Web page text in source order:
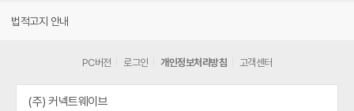
법적고지 안내
PC버전 로그인 개인정보처리방침 고객센터
(주) 커넥트웨이브